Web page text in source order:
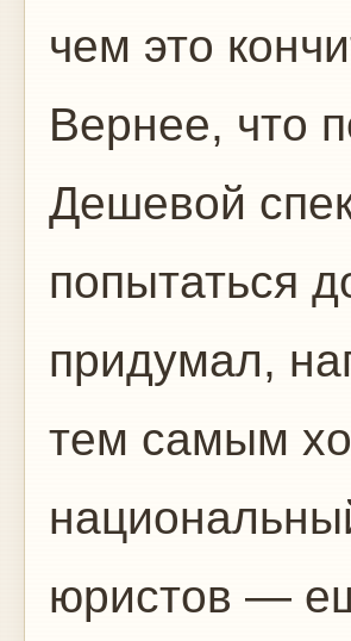
чем это
Вернее, что
Дешевой
попытаться
придумал,
тем самым
юристов —